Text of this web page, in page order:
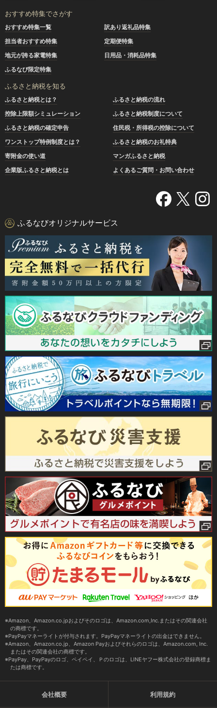
おすすめ特集でさがす
おすすめ特集一覧
訳あり返礼品特集
担当者おすすめ特集
定期便特集
地元が誇る家電特集
日用品・消耗品特集
ふるなび限定特集
ふるさと納税を知る
ふるさと納税とは？
ふるさと納税の流れ
控除上限額シミュレーション
ふるさと納税制度について
ふるさと納税の確定申告
住民税・所得税の控除について
ワンストップ特例制度とは？
ふるさと納税のお礼特典
寄附金の使い道
マンガふるさと納税
企業版ふるさと納税とは
よくあるご質問・お問い合わせ
ふるなびオリジナルサービス
Amazon、Amazon.co.jpおよびそのロゴは、Amazon.com,Inc.またはその関連会社
の商標です。
PayPayマネーライトが付与されます。PayPayマネーライトの出金はできません。
Amazon、Amazon.co.jp、Amazon Payおよびそれらのロゴは、Amazon.com, Inc.
またはその関連会社の商標です。
PayPay、PayPayのロゴ、ペイペイ、Ｐのロゴは、LINEヤフー株式会社の登録商標ま
たは商標です。
会社概要 利用規約